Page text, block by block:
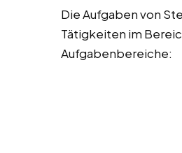
Die Aufgaben von
Tätigkeiten im
Aufgabenbereiche: